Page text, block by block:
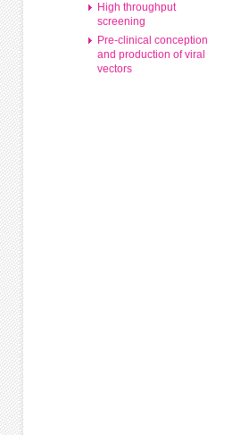
High throughput
screening
Pre-clinical conception
and production of viral
vectors